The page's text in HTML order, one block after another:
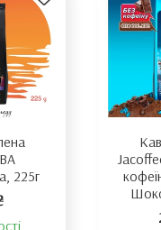
225г